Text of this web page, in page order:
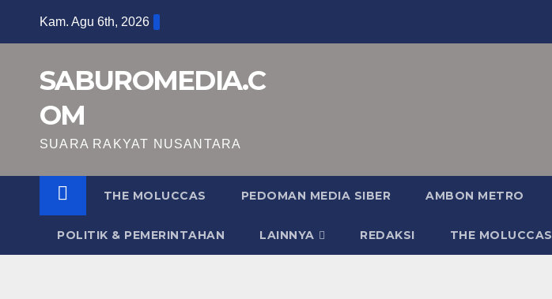
Kam. Agu 6th, 2026
SABUROMEDIA.C
OM
SUARA RAKYAT NUSANTARA
THE MOLUCCAS PEDOMAN MEDIA SIBER AMBON METRO
POLITIK & PEMERINTAHAN LAINNYA REDAKSI THE MOLUCCAS